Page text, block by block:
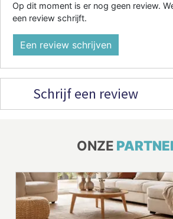
Op dit moment is er nog geen review.
een review schrijft.
Een review schrijven
Schrijf een review
ONZE